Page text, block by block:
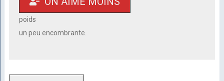
poids
un peu encombrante.